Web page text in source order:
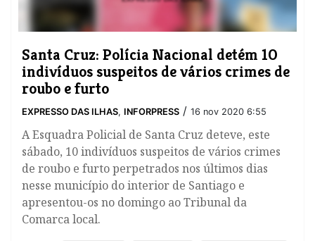
Santa Cruz: Polícia Nacional detém 10
indivíduos suspeitos de vários crimes de
roubo e furto
EXPRESSO DAS ILHAS, INFORPRESS / 16 nov 2020 6:55
A Esquadra Policial de Santa Cruz deteve, este
sábado, 10 indivíduos suspeitos de vários crimes
de roubo e furto perpetrados nos últimos dias
nesse município do interior de Santiago e
apresentou-os no domingo ao Tribunal da
Comarca local.